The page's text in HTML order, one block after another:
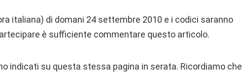
italiana) di domani 24 settembre 2010 e i codici saranno
è sufficiente commentare questo articolo.
indicati su questa stessa pagina in serata. Ricordiamo che